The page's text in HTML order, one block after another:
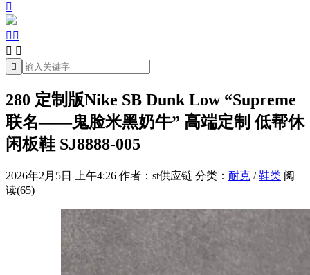

 
 

280 定制版Nike SB Dunk Low “Supreme
联名——鬼脸米黑奶牛” 高端定制 低帮休
闲板鞋 SJ8888-005
2026年2月5日 上午4:26 作者：st供应链 分类： 耐克 /鞋类 阅
读(65)